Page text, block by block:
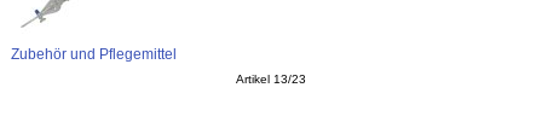
Zubehör und Pflegemittel
Artikel 13/23